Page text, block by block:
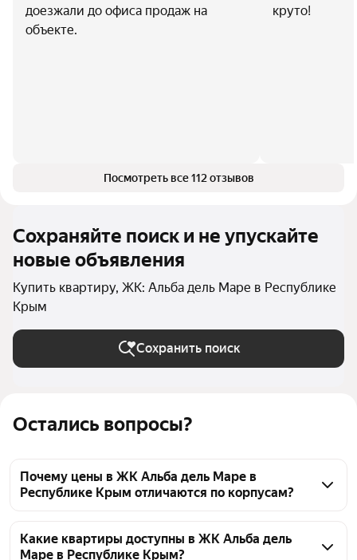
Остались вопросы?
Почему цены в ЖК Альба дель Маре в
Республике Крым отличаются по корпусам?
могут различаться по корпусам из-за разной
Какие квартиры доступны в ЖК Альба дель
Маре в Республике Крым?
доезжали до офиса продаж на
объекте.
круто!
Посмотреть все 112 отзывов
Сохраняйте поиск и не упускайте
новые объявления
Купить квартиру, ЖК: Альба дель Маре в Республике
Крым
Сохранить поиск